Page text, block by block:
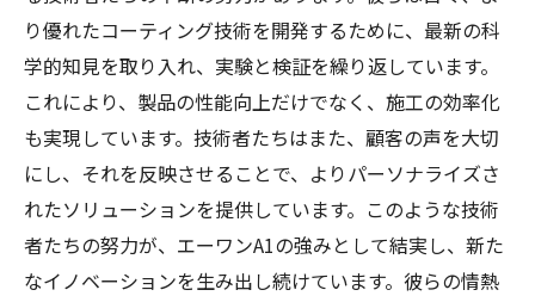
り優れたコーティング技術を開発するために、最新の科
学的知見を取り入れ、実験と検証を繰り返しています。
これにより、製品の性能向上だけでなく、施工の効率化
も実現しています。技術者たちはまた、顧客の声を大切
にし、それを反映させることで、よりパーソナライズさ
れたソリューションを提供しています。このような技術
者たちの努力が、エーワンA1の強みとして結実し、新た
なイノベーションを生み出し続けています。彼らの情熱